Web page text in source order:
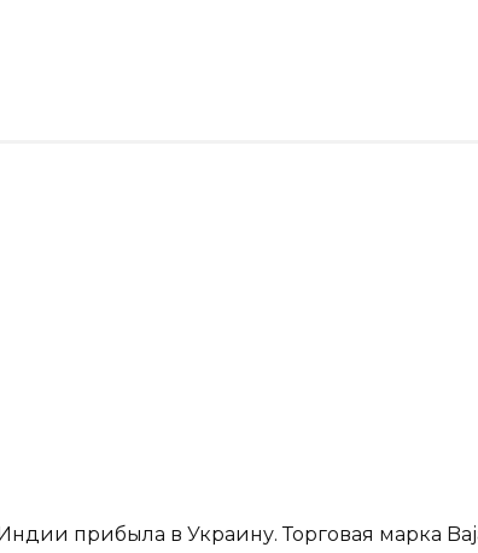
прибыла в Украину. Торговая марка